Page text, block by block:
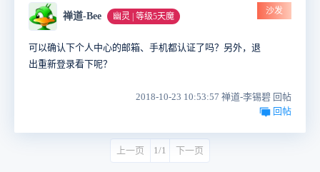
禅道-Bee 幽灵 | 等级5天魔
沙发
可以确认下个人中心的邮箱、手机都认证了吗？另外，退
出重新登录看下呢？
2018-10-23 10:53:57 禅道-李锡碧 回帖
回帖
上一页 1/1 下一页